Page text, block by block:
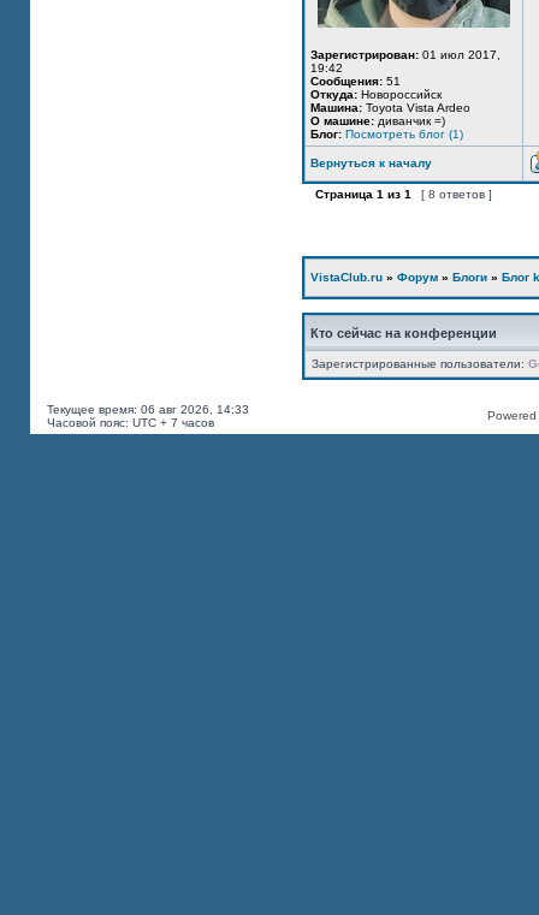
Зарегистрирован: 01 июл 2017,
19:42
Сообщения: 51
Откуда: Новороссийск
Машина: Toyota Vista Ardeo
О машине: диванчик =)
Блог: Посмотреть блог (1)
Вернуться к началу
Страница 1 из 1 [ 8 ответов ]
VistaClub.ru » Форум » Блоги » Блог
Кто сейчас на конференции
Зарегистрированные пользователи:
Текущее время: 06 авг 2026, 14:33
Часовой пояс: UTC + 7 часов